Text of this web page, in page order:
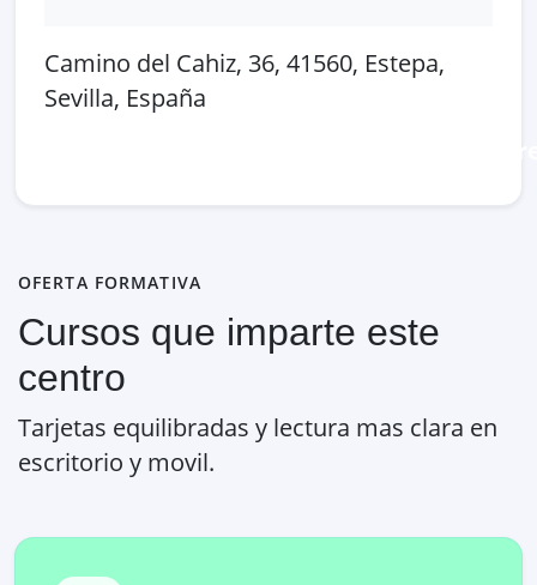
Camino del Cahiz, 36, 41560, Estepa,
Sevilla, España
OFERTA FORMATIVA
Cursos que imparte este
centro
Tarjetas equilibradas y lectura mas clara en
escritorio y movil.